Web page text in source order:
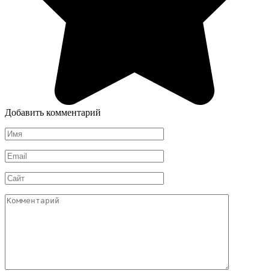
Добавить комментарий
Имя
*
Email
*
Сайт
Комментарий